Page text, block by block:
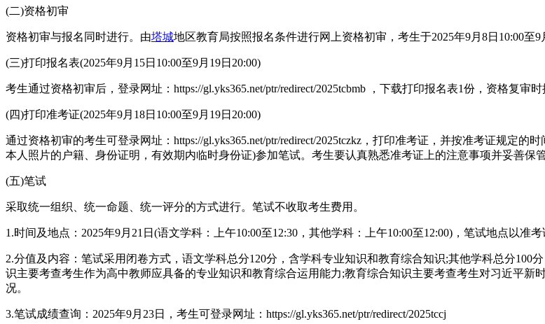
(二)资格初审
资格初审与报名同时进行。由塔城地区教育局按照报名条件进行网上资格初审，考生于2025年9月8日10:00至
(三)打印报名表(2025年9月15日10:00至9月19日20:00)
考生通过资格初审后，登录网址：https://gl.yks365.net/ptr/redirect/2025tcbmb ，下载打印报名表1份，资格复审时
(四)打印准考证(2025年9月18日10:00至9月19日20:00)
通过资格初审的考生可登录网址：https://gl.yks365.net/ptr/redirect/2025tczkz，打印准考证，并按准考证规定
本人照片的户籍、身份证明，有效期内临时身份证)参加笔试。考生要认真熟悉准考证上的注意事项并妥善保
(五)笔试
采取统一组织、统一命题、统一评分的方式进行。笔试不收取考生费用。
1.时间及地点：2025年9月21日(语文学科：上午10:00至12:30，其他学科：上午10:00至12:00)，笔试地点以准考
2.分值及内容：笔试采用闭卷方式，语文学科总分120分，含学科专业知识和教育综合知识;其他学科总分100
识主要考查考生作为高中教师应具备的专业知识和教育综合运用能力;教育综合知识主要考查考生对习近平
况。
3.笔试成绩查询：2025年9月23日，考生可登录网址：https://gl.yks365.net/ptr/redirect/2025tccj